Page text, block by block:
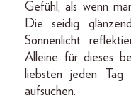
Gefühl, als wenn
Die seidig
Sonnenlicht
Alleine für dieses
liebsten jeden Tag
aufsuchen.